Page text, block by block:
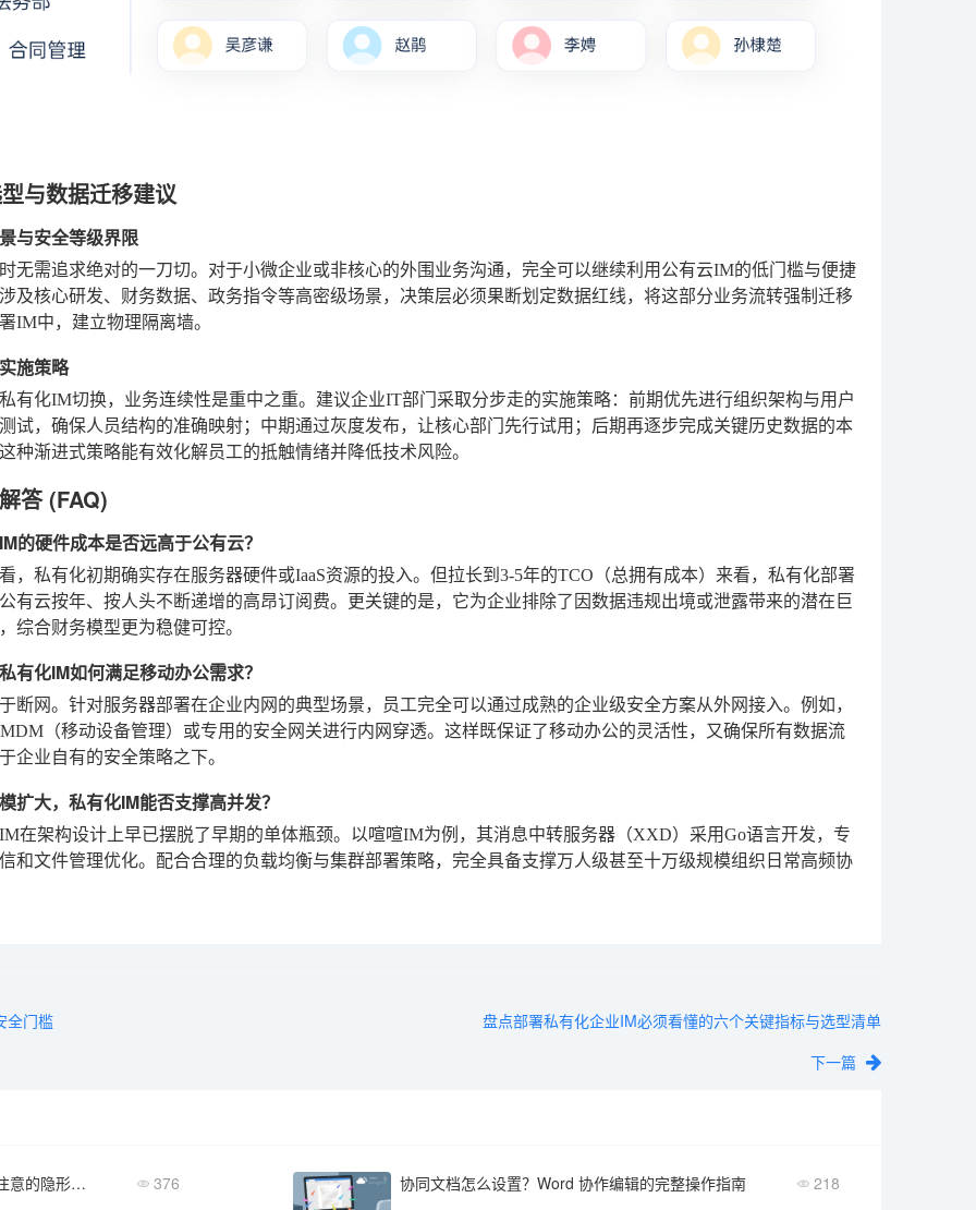
与数据迁移建议
与安全等级界限
无需追求绝对的一刀切。对于小微企业或非核心的外围业务沟通，完全可以继续利用公有云IM的低门槛与便捷
及核心研发、财务数据、政务指令等高密级场景，决策层必须果断划定数据红线，将这部分业务流转强制迁移
IM中，建立物理隔离墙。
施策略
有化IM切换，业务连续性是重中之重。建议企业IT部门采取分步走的实施策略：前期优先进行组织架构与用户
试，确保人员结构的准确映射；中期通过灰度发布，让核心部门先行试用；后期再逐步完成关键历史数据的本
种渐进式策略能有效化解员工的抵触情绪并降低技术风险。
答 (FAQ)
的硬件成本是否远高于公有云？
，私有化初期确实存在服务器硬件或IaaS资源的投入。但拉长到3-5年的TCO（总拥有成本）来看，私有化部署
有云按年、按人头不断递增的高昂订阅费。更关键的是，它为企业排除了因数据违规出境或泄露带来的潜在巨
综合财务模型更为稳健可控。
有化IM如何满足移动办公需求？
断网。针对服务器部署在企业内网的典型场景，员工完全可以通过成熟的企业级安全方案从外网接入。例如，
（移动设备管理）或专用的安全网关进行内网穿透。这样既保证了移动办公的灵活性，又确保所有数据流
企业自有的安全策略之下。
扩大，私有化IM能否支撑高并发？
在架构设计上早已摆脱了早期的单体瓶颈。以喧喧IM为例，其消息中转服务器（XXD）采用Go语言开发，专
和文件管理优化。配合合理的负载均衡与集群部署策略，完全具备支撑万人级甚至十万级规模组织日常高频协
全门槛
盘点部署私有化企业IM必须看懂的六个关键指标与选型清单
下一篇
避坑指南：选择“免费”企业软件时需要注意的隐形陷阱 376 协同文档怎么设置？Word 协作编辑的完整操作指南 218